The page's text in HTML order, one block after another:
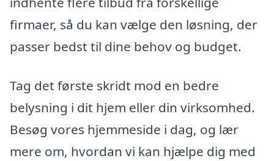
firmaer, så du kan vælge den løsning, der
passer bedst til dine behov og budget.
Tag det første skridt mod en bedre
belysning i dit hjem eller din virksomhed.
Besøg vores hjemmeside i dag, og lær
mere om, hvordan vi kan hjælpe dig med